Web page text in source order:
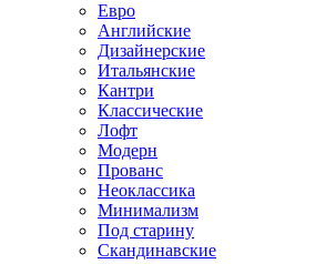
Евро
Английские
Дизайнерские
Итальянские
Кантри
Классические
Лофт
Модерн
Прованс
Неоклассика
Минимализм
Под старину
Скандинавские